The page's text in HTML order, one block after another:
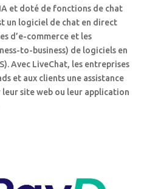
et doté de fonctions de chat
un logiciel de chat en direct
d’e-commerce et les
to-business) de logiciels en
Avec LiveChat, les entreprises
et aux clients une assistance
site web ou leur application